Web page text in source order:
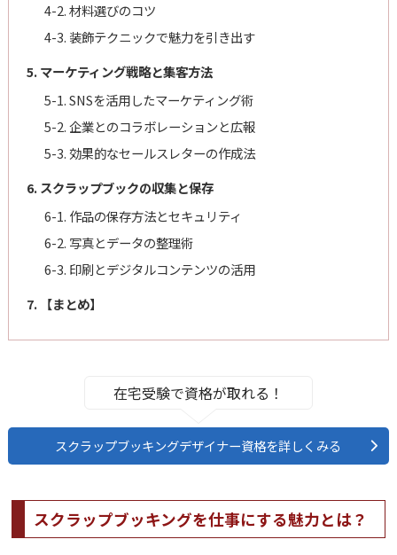
4-2. 材料選びのコツ
4-3. 装飾テクニックで魅力を引き出す
5. マーケティング戦略と集客方法
5-1. SNSを活用したマーケティング術
5-2. 企業とのコラボレーションと広報
5-3. 効果的なセールスレターの作成法
6. スクラップブックの収集と保存
6-1. 作品の保存方法とセキュリティ
6-2. 写真とデータの整理術
6-3. 印刷とデジタルコンテンツの活用
7. 【まとめ】
在宅受験で資格が取れる！
スクラップブッキングデザイナー資格を詳しくみる
スクラップブッキングを仕事にする魅力とは？